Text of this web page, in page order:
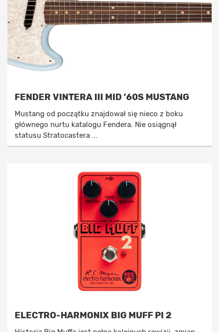
FENDER VINTERA III MID ’60S MUSTANG
Mustang od początku znajdował się nieco z boku
głównego nurtu katalogu Fendera. Nie osiągnął
statusu Stratocastera ...
ELECTRO-HARMONIX BIG MUFF PI 2